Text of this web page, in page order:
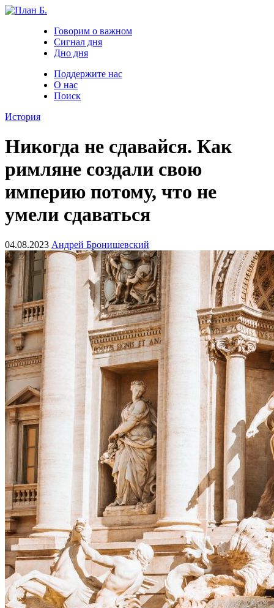
Говорим о важном
Сигнал дня
Дно дня
Поддержите нас
О нас
Поиск
История
Никогда не сдавайся. Как
римляне создали свою
империю потому, что не
умели сдаваться
04.08.2023 Андрей Бронишевский